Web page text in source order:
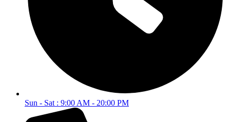
Sun - Sat : 9:00 AM - 20:00 PM